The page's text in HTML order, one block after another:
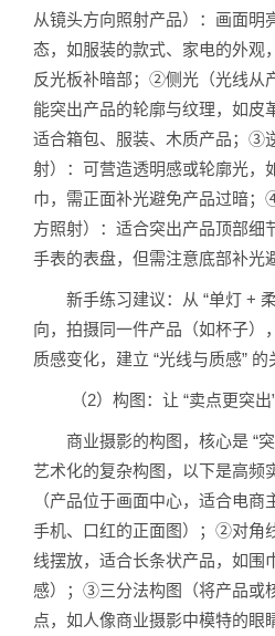
从镜头方向照射产品）：画面明
态，如服装的款式、家电的外观
反光板补暗部；②侧光（光线从
能突出产品的轮廓与纹理，如皮
适合箱包、服装、木质产品；③
射）：可营造透明感或轮廓光，
巾，需正面补光避免产品过暗
方照射）：适合突出产品顶部细
手表的表盘，但需注意底部补光
新手练习建议：从 “单灯 + 柔
向，拍摄同一件产品（如杯子）
质感变化，建立 “光线与质感” 的
（2）构图：让 “卖点更突出
商业摄影的构图，核心是 “突
艺术化的复杂构图，以下是高
（产品位于画面中心，适合电
手机、口红的正面图）；②对角
线摆放，适合长条状产品，如围
感）；③三分法构图（将产品或
点，如人像商业摄影中模特的眼